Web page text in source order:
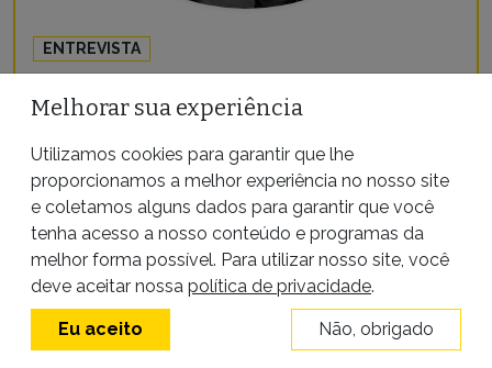
ENTREVISTA
combater o crime organizado? Vá
lá no assentamento e combata”, diz
agricultor jurado de morte no Pará
12 de abril de 2019|PorCiro Barros
Melhorar sua experiência
Utilizamos cookies para garantir que lhe
proporcionamos a melhor experiência no nosso site
e coletamos alguns dados para garantir que você
tenha acesso a nosso conteúdo e programas da
melhor forma possível. Para utilizar nosso site, você
deve aceitar nossa política de privacidade.
Eu aceito Não, obrigado